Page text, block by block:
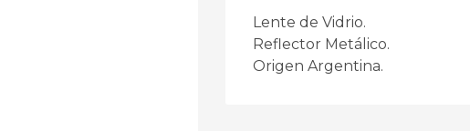
Lente de Vidrio.
Reflector Metálico.
Origen Argentina.